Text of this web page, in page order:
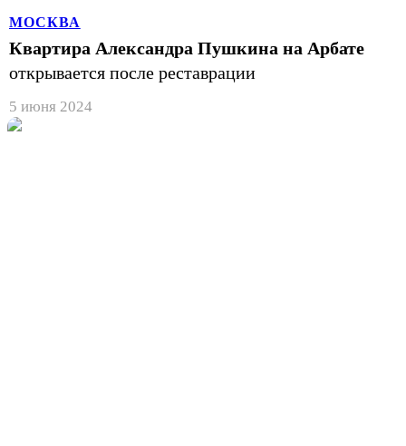
МОСКВА
Квартира Александра Пушкина на Арбате
открывается после реставрации
5 июня 2024